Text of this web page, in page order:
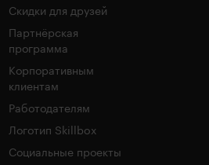
Скидки для друзей
Партнёрская
программа
Корпоративным
клиентам
Работодателям
Логотип Skillbox
Социальные проекты